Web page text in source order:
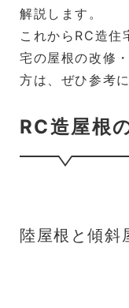
解説します。
これからRC造住
宅の屋根の改修
方は、ぜひ参考
RC造屋根
陸屋根と傾斜